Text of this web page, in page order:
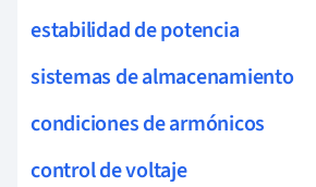
estabilidad de potencia
sistemas de almacenamiento
condiciones de armónicos
control de voltaje